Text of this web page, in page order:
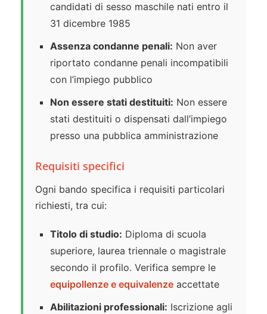
candidati di sesso maschile nati entro il
31 dicembre 1985
Assenza condanne penali: Non aver
riportato condanne penali incompatibili
con l’impiego pubblico
Non essere stati destituiti: Non essere
stati destituiti o dispensati dall’impiego
presso una pubblica amministrazione
Requisiti specifici
Ogni bando specifica i requisiti particolari
richiesti, tra cui:
Titolo di studio: Diploma di scuola
superiore, laurea triennale o magistrale
secondo il profilo. Verifica sempre le
equipollenze e equivalenze accettate
Abilitazioni professionali: Iscrizione agli